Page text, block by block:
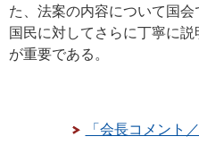
た、法案の内容について国会
国民に対してさらに丁寧に
が重要である。
「会長コメント